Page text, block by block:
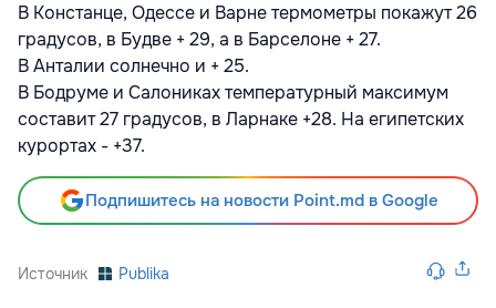
В Констанце, Одессе и Варне термометры покажут 26
градусов, в Будве + 29, а в Барселоне + 27.
В Анталии солнечно и + 25.
В Бодруме и Салониках температурный максимум
составит 27 градусов, в Ларнаке +28. На египетских
курортах - +37.
Подпишитесь на новости Point.md в Google
Источник Publika